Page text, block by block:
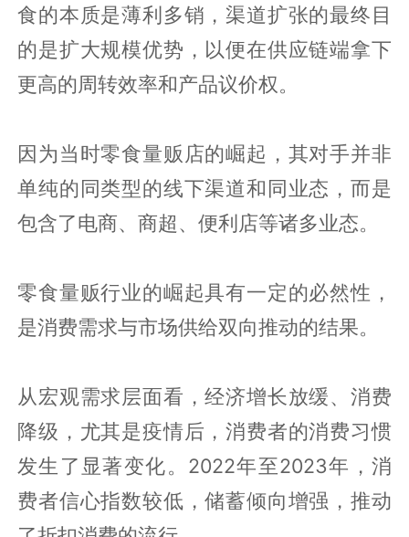
食的本质是薄利多销，渠道扩张的最终目
的是扩大规模优势，以便在供应链端拿下
更高的周转效率和产品议价权。
因为当时零食量贩店的崛起，其对手并非
单纯的同类型的线下渠道和同业态，而是
包含了电商、商超、便利店等诸多业态。
零食量贩行业的崛起具有一定的必然性，
是消费需求与市场供给双向推动的结果。
从宏观需求层面看，经济增长放缓、消费
降级，尤其是疫情后，消费者的消费习惯
发生了显著变化。2022年至2023年，消
费者信心指数较低，储蓄倾向增强，推动